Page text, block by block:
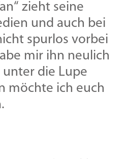
zieht seine
und auch bei
spurlos vorbei
mir ihn neulich
die Lupe
möchte ich euch